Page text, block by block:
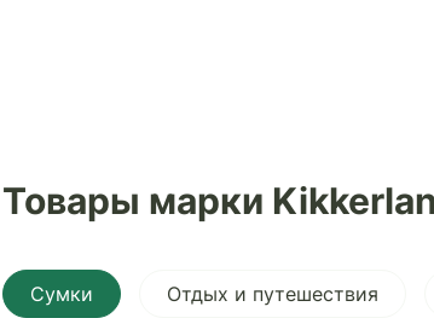
Товары марки
Сумки Отдых и путешествия